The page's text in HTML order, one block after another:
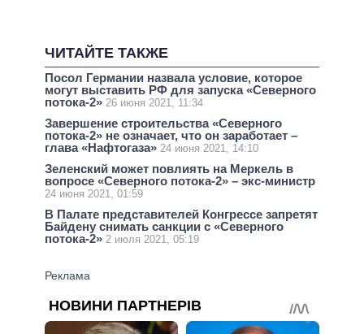
ЧИТАЙТЕ ТАКЖЕ
Посол Германии назвала условие, которое
могут выставить РФ для запуска «Северного
потока-2» 26 июня 2021, 11:34
Завершение строительства «Северного
потока-2» не означает, что он заработает –
глава «Нафтогаза» 24 июня 2021, 14:10
Зеленский может повлиять на Меркель в
вопросе «Северного потока-2» – экс-министр
24 июня 2021, 01:59
В Палате представителей Конгрессе запретят
Байдену снимать санкции с «Северного
потока-2» 2 июля 2021, 05:19